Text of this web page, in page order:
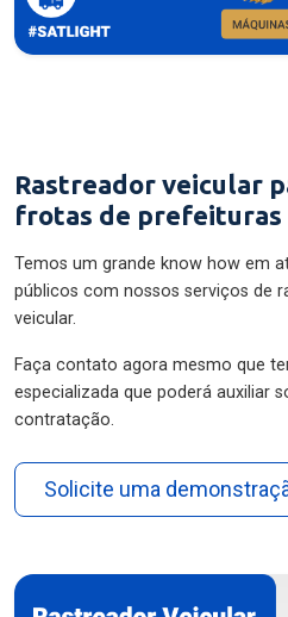
Rastreador veicular
frotas de prefeituras
Temos um grande know how em
públicos com nossos serviços de
veicular.
Faça contato agora mesmo que
especializada que poderá auxiliar
contratação.
Solicite uma